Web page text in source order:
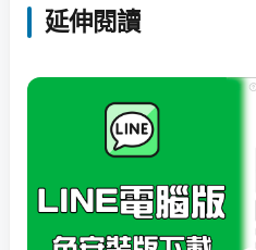
延伸閱讀